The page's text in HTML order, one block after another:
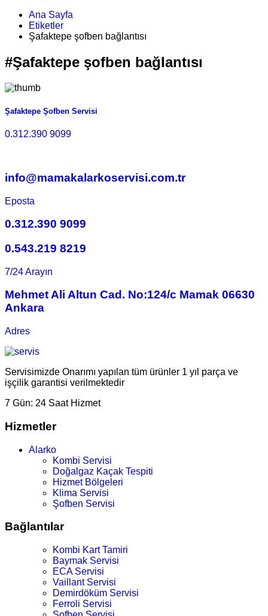
Ana Sayfa
Etiketler
Şafaktepe şofben bağlantısı
#Şafaktepe şofben bağlantısı
Şafaktepe Şofben Servisi
0.312.390 9099
info@mamakalarkoservisi.com.tr
Eposta
0.312.390 9099
0.543.219 8219
7/24 Arayın
Mehmet Ali Altun Cad. No:124/c Mamak 06630
Ankara
Adres
Servisimizde Onarımı yapılan tüm ürünler 1 yıl parça ve
işçilik garantisi verilmektedir
7 Gün: 24 Saat Hizmet
Hizmetler
Alarko
Kombi Servisi
Doğalgaz Kaçak Tespiti
Hizmet Bölgeleri
Klima Servisi
Şofben Servisi
Bağlantılar
Kombi Kart Tamiri
Baymak Servisi
ECA Servisi
Vaillant Servisi
Demirdöküm Servisi
Ferroli Servisi